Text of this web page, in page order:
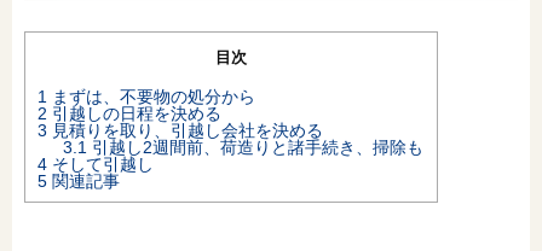
目次
1
まずは、不要物の処分から
2 引越しの日程を決める
3 見積りを取り、引越し会社を決める
3.1 引越し2週間前、荷造りと諸手続き、掃除も
4 そして引越し
5 関連記事